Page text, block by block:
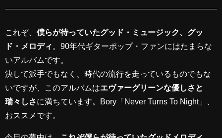
これぞ、 僕らが待っていたグッド・ミュージック、グッ
ド・メロディ 。90年代ギターポップ・ファンにはたまらな
いアルバムです。
決して派手でもなく、時代の流行を走っているものでもな
いですが、このアルバムはエヴァーグリーンな優しさと
瑞々しさに満ちています。Bory「Never Turns To Night」、
おススメです。